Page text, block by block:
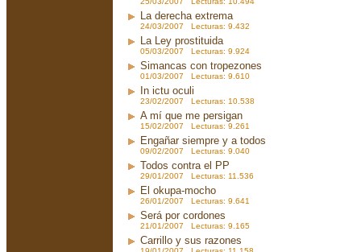
La derecha extrema
24/03/2007 Lecturas: 9.432
La Ley prostituida
05/03/2007 Lecturas: 9.924
Simancas con tropezones
01/03/2007 Lecturas: 9.610
In ictu oculi
23/02/2007 Lecturas: 10.538
A mí que me persigan
15/02/2007 Lecturas: 9.261
Engañar siempre y a todos
09/02/2007 Lecturas: 9.040
Todos contra el PP
29/01/2007 Lecturas: 11.536
El okupa-mocho
26/01/2007 Lecturas: 9.641
Será por cordones
21/01/2007 Lecturas: 9.165
Carrillo y sus razones